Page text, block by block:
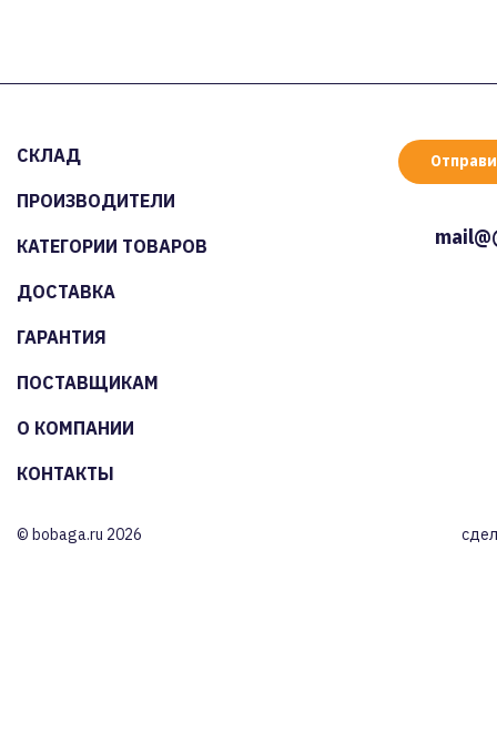
СКЛАД
ПРОИЗВОДИТЕЛИ
КАТЕГОРИИ ТОВАРОВ
ДОСТАВКА
ГАРАНТИЯ
ПОСТАВЩИКАМ
О КОМПАНИИ
КОНТАКТЫ
© bobaga.ru 2026